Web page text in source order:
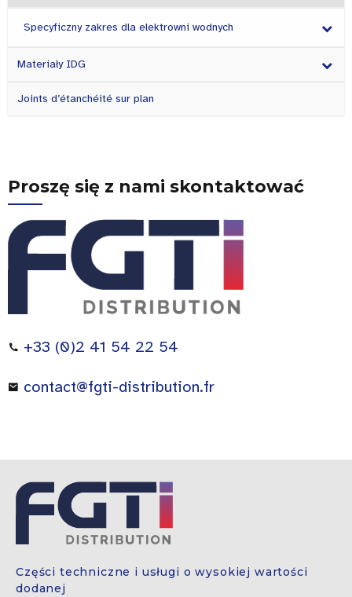
Specyficzny zakres dla elektrowni wodnych
Materiały IDG
Joints d’étanchéité sur plan
Proszę się z nami skontaktować
+33 (0)2 41 54 22 54
contact@fgti-distribution.fr
Części techniczne i usługi o wysokiej wartości
dodanej